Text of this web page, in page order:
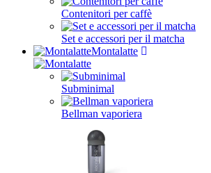
Contenitori per caffè
Set e accessori per il matcha
Montalatte
Subminimal
Bellman vaporiera